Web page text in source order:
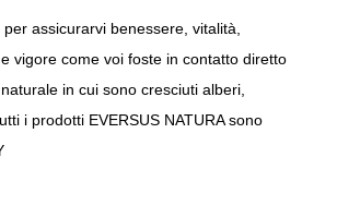
assicurarvi benessere, vitalità,
vigore come voi foste in contatto diretto
in cui sono cresciuti alberi,
i prodotti EVERSUS NATURA sono